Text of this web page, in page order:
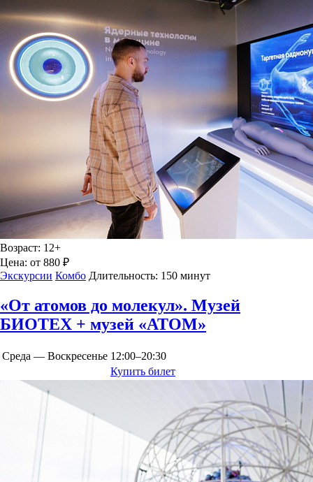
Возраст: 12+
Цена: от 880 ₽
Экскурсии Комбо Длительность: 150 минут
«От атомов до молекул». Музей
БИОТЕХ + музей «АТОМ»
Среда — Воскресенье 12:00–20:30
Купить билет